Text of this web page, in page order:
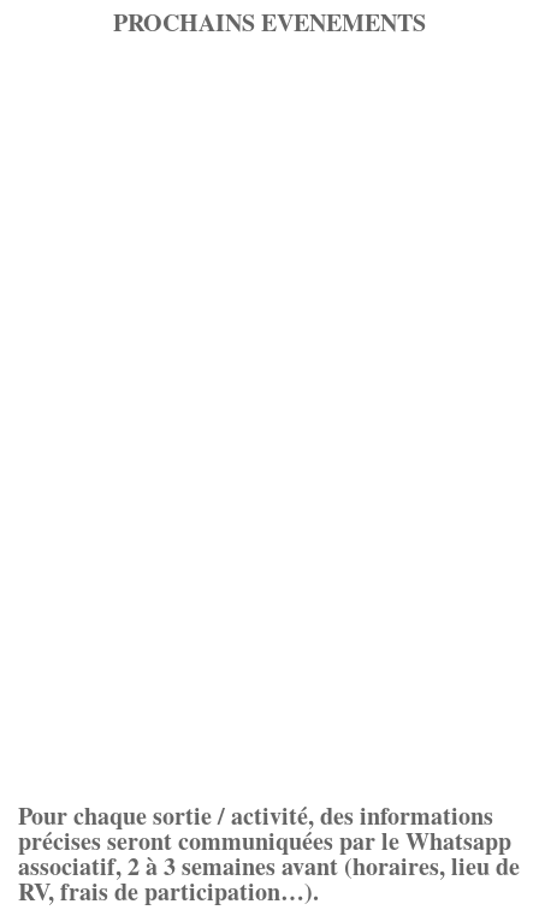
PROCHAINS EVENEMENTS
Pour chaque sortie / activité, des informations
précises seront communiquées par le Whatsapp
associatif, 2 à 3 semaines avant (horaires, lieu de
RV, frais de participation…).